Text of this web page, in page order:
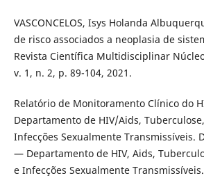
VASCONCELOS, Isys Holanda
de risco associados a neoplasia de
Revista Científica Multidisciplinar
v. 1, n. 2, p. 89-104, 2021.
Relatório de Monitoramento Clínico do
Departamento de HIV/Aids,
Infecções Sexualmente Transmissíveis.
— Departamento de HIV, Aids,
e Infecções Sexualmente Transmissíveis.